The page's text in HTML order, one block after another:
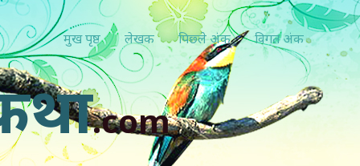
मुख पृष्ठ लेखक पिछ्ले अंक विगत अंक
.com